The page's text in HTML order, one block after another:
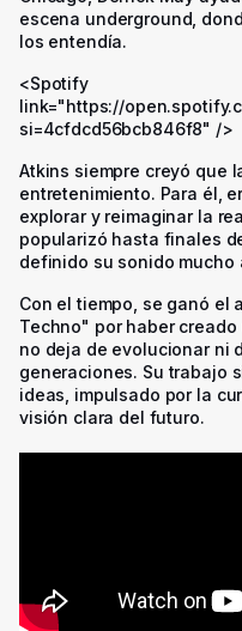
escena underground,
los entendía.
<Spotify
link="https://
si=4cfdcd56bcb846f8" />
Atkins siempre creyó que
entretenimiento. Para él,
explorar y reimaginar la
popularizó hasta finales
definido su sonido mucho
Con el tiempo, se ganó el
Techno" por haber
no deja de evolucionar ni
generaciones. Su trabajo
ideas, impulsado por la
visión clara del futuro.